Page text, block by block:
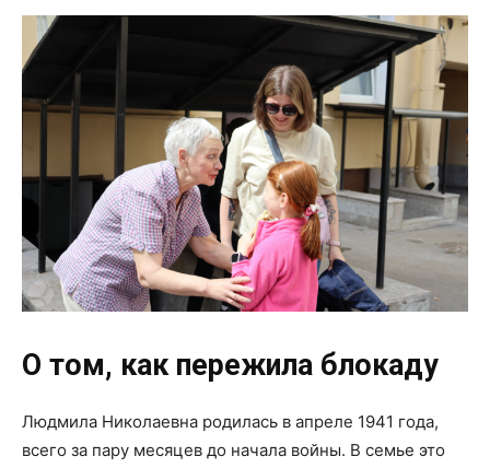
О том, как пережила блокаду
Людмила Николаевна родилась в апреле 1941 года,
всего за пару месяцев до начала войны. В семье это